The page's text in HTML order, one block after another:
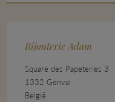
Bijouterie Adam
Square des Papeteries 3
1332 Genval
België